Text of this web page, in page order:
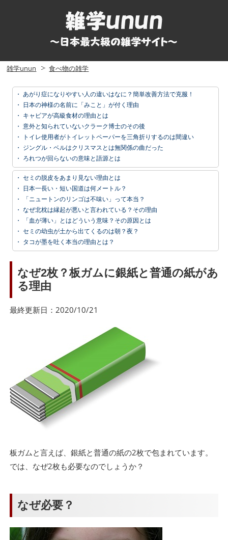
雑学unun 食べ物の雑学
・ あがり症になりやすい人の違いはなに？簡単改善方法で克服！
・ 日本の神様の名前に「みこと」が付く理由
・ キャビアが高級食材の理由とは
・ 意外と知られていないクラーク博士のその後
・
トイレ使用者がトイレットペーパーを三角折りするのは間違い
・ ジングル・ベルはクリスマスとは無関係の曲だった
・ ろれつが回らないの意味と語源とは
・ セミの脱皮をあまり見ない理由とは
・ 日本一長い・短い国道は何メートル？
・
「ニュートンのリンゴは不味い」って本当？
・ なぜ北枕は縁起が悪いと言われている？その理由
・
「血が薄い」とはどういう意味？その原因とは
・ セミの幼虫が土から出てくるのは朝？夜？
・ タコが墨を吐く本当の理由とは？
なぜ2枚？板ガムに銀紙と普通の紙があ
る理由
最終更新日：2020/10/21
板ガムと言えば、銀紙と普通の紙の2枚で包まれています。
では、なぜ2枚も必要なのでしょうか？
なぜ必要？